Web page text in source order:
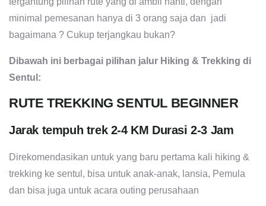
minimal pemesanan hanya di 3 orang saja dan jadi
bagaimana ? Cukup terjangkau bukan?
Dibawah ini berbagai pilihan jalur Hiking & Trekking di
Sentul:
RUTE TREKKING SENTUL BEGINNER
Jarak tempuh trek 2-4 KM Durasi 2-3 Jam
Direkomendasikan untuk yang baru pertama kali hiking &
trekking ke sentul, bisa untuk anak-anak, lansia, Pemula
dan bisa juga untuk acara outing perusahaan